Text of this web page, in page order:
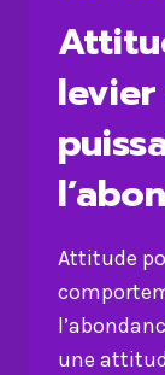
Attitude
une